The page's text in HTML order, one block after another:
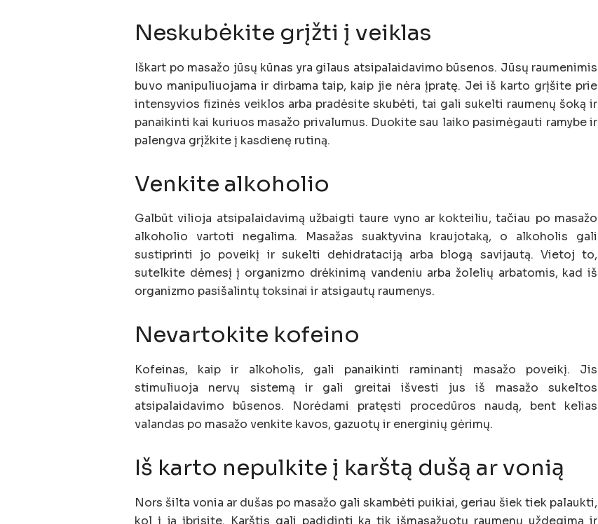
Neskubėkite grįžti į veiklas
Iškart po masažo jūsų kūnas yra gilaus atsipalaidavimo būsenos. Jūsų raumenimis
buvo manipuliuojama ir dirbama taip, kaip jie nėra įpratę. Jei iš karto grįšite prie
intensyvios fizinės veiklos arba pradėsite skubėti, tai gali sukelti raumenų šoką ir
panaikinti kai kuriuos masažo privalumus. Duokite sau laiko pasimėgauti ramybe ir
palengva grįžkite į kasdienę rutiną.
Venkite alkoholio
Galbūt vilioja atsipalaidavimą užbaigti taure vyno ar kokteiliu, tačiau po masažo
alkoholio vartoti negalima. Masažas suaktyvina kraujotaką, o alkoholis gali
sustiprinti jo poveikį ir sukelti dehidrataciją arba blogą savijautą. Vietoj to,
sutelkite dėmesį į organizmo drėkinimą vandeniu arba žolelių arbatomis, kad iš
organizmo pasišalintų toksinai ir atsigautų raumenys.
Nevartokite kofeino
Kofeinas, kaip ir alkoholis, gali panaikinti raminantį masažo poveikį. Jis
stimuliuoja nervų sistemą ir gali greitai išvesti jus iš masažo sukeltos
atsipalaidavimo būsenos. Norėdami pratęsti procedūros naudą, bent kelias
valandas po masažo venkite kavos, gazuotų ir energinių gėrimų.
Iš karto nepulkite į karštą dušą ar vonią
Nors šilta vonia ar dušas po masažo gali skambėti puikiai, geriau šiek tiek palaukti,
kol į ją įbrisite. Karštis gali padidinti ką tik išmasažuotų raumenų uždegimą ir